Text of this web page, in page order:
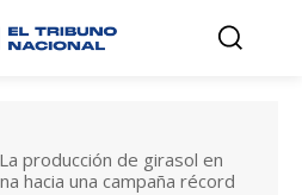
La producción de girasol en
hacia una campaña récord